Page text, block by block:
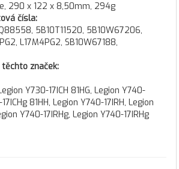
290 x 122 x 8,50mm, 294g
čísla:
5B10T11520, 5B10W67206,
L17M4PG2, SB10W67188,
značek:
Y730-17ICH 81HG, Legion Y740-
81HH, Legion Y740-17IRH, Legion
Y740-17IRHg, Legion Y740-17IRHg